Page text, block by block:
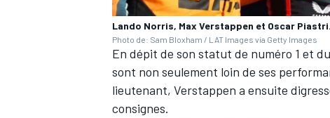
Lando Norris, Max Verstappen et Oscar Piastri.
Photo de: Sam Bloxham / LAT Images via Getty Images
En dépit de son statut de numéro 1 et
sont non seulement loin de ses
lieutenant, Verstappen a ensuite
consignes.